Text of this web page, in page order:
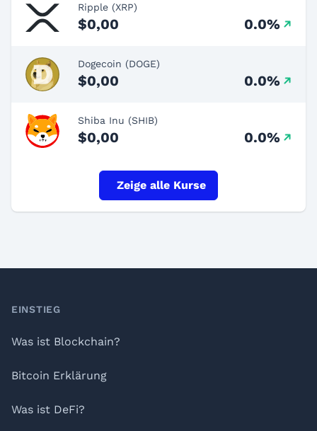
Ripple (XRP)
$0,00 0.0%
Dogecoin (DOGE)
$0,00 0.0%
Shiba Inu (SHIB)
$0,00 0.0%
Zeige alle Kurse
Footer
EINSTIEG
Was ist Blockchain?
Bitcoin Erklärung
Was ist DeFi?